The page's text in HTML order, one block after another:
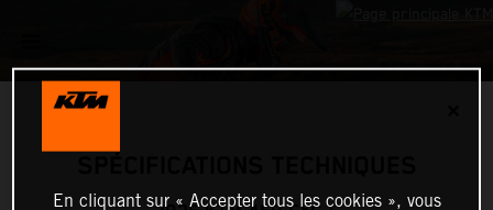
En cliquant sur « Accepter tous les cookies », vous